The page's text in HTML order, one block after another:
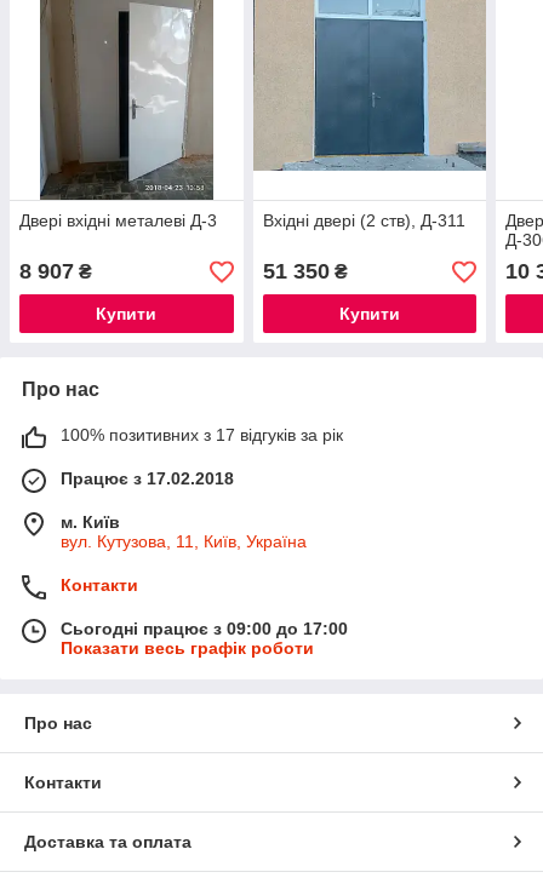
Двері вхідні металеві Д-3
8 907 ₴
Купити
Вхідні двері (2 ств), Д-311
51 350₴
Купити
Д-
10
Про нас
100% позитивних з 17 відгуків за рік
Працює з 17.02.2018
м. Київ
вул. Кутузова, 11, Київ, Україна
Контакти
Сьогодні працює з 09:00 до 17:00
Показати весь графік роботи
Про нас
Контакти
Доставка та оплата